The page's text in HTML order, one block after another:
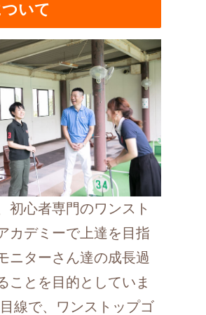
いて
初心者専門のワンスト
カデミーで上達を目指
ニターさん達の成長過
ことを目的としていま
線で、ワンストップゴ